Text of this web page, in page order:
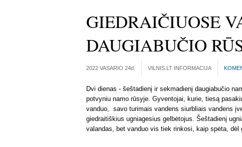
GIEDRAIČIUOSE
DAUGIABUČIO
2022 VASARIO 24d. VILNIS.LT INFORMACIJA
Dvi dienas - šeštadienį ir sekmadienį daugiabučio
potvyniu namo rūsyje. Gyventojai, kurie, tiesą
vanduo, savo turimais vandens siurbliais vandens
giedraitiškius ugniagesius gelbėtojus. Šeštadienį
valandas, bet vanduo vis tiek rinkosi, kaip spėta, dėl